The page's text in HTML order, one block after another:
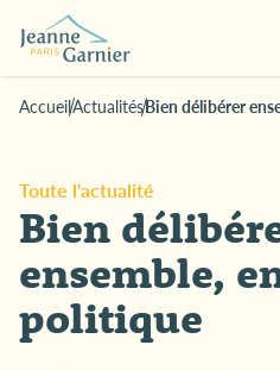
AccueilActualitésBien délibérer
Toute l'actualité
Bien
ensemble,
politique